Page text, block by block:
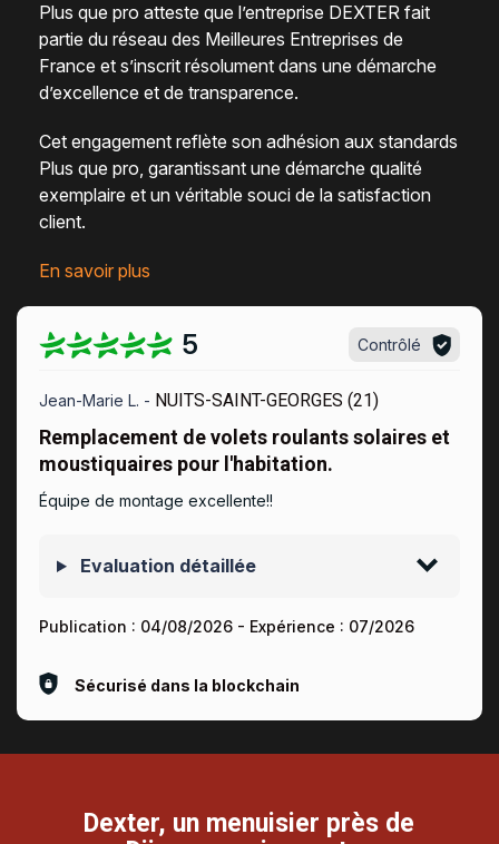
Plus que pro atteste que l’entreprise DEXTER fait
partie du réseau des Meilleures Entreprises de
France et s’inscrit résolument dans une démarche
d’excellence et de transparence.
Cet engagement reflète son adhésion aux standards
Plus que pro, garantissant une démarche qualité
exemplaire et un véritable souci de la satisfaction
client.
En savoir plus
5 Contrôlé
Jean-Marie L. - NUITS-SAINT-GEORGES (21)
Remplacement de volets roulants solaires et
moustiquaires pour l'habitation.
Équipe de montage excellente!!
Evaluation détaillée
Publication : 04/08/2026 - Expérience : 07/2026
Sécurisé dans la blockchain
Dexter, un menuisier près de